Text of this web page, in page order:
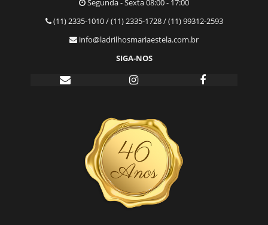
Segunda - Sexta 08:00 - 17:00
(11) 2335-1010 / (11) 2335-1728 / (11) 99312-2593
info@ladrilhosmariaestela.com.br
SIGA-NOS